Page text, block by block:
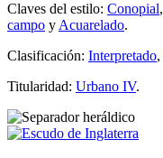
Claves del estilo: Conopial,
campo y Acuarelado.
Clasificación: Interpretado,
Titularidad: Urbano IV.